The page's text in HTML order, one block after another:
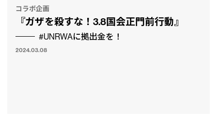
コラボ企画
『ガザを殺すな！3.8国会正門前行動』
#UNRWAに拠出金を！
2024.03.08